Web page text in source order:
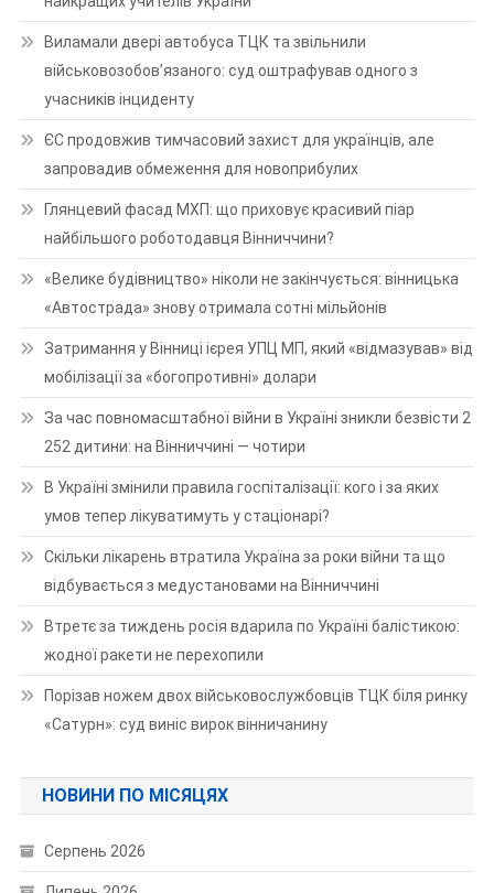
Виламали двері автобуса ТЦК та звільнили
військовозобов’язаного: суд оштрафував одного з
учасників інциденту
ЄС продовжив тимчасовий захист для українців, але
запровадив обмеження для новоприбулих
Глянцевий фасад МХП: що приховує красивий піар
найбільшого роботодавця Вінниччини?
«Велике будівництво» ніколи не закінчується: вінницька
«Автострада» знову отримала сотні мільйонів
Затримання у Вінниці ієрея УПЦ МП, який «відмазував» від
мобілізації за «богопротивні» долари
За час повномасштабної війни в Україні зникли безвісти 2
252 дитини: на Вінниччині — чотири
В Україні змінили правила госпіталізації: кого і за яких
умов тепер лікуватимуть у стаціонарі?
Скільки лікарень втратила Україна за роки війни та що
відбувається з медустановами на Вінниччині
Втретє за тиждень росія вдарила по Україні балістикою:
жодної ракети не перехопили
Порізав ножем двох військовослужбовців ТЦК біля ринку
«Сатурн»: суд виніс вирок вінничанину
НОВИНИ ПО МІСЯЦЯХ
Серпень 2026